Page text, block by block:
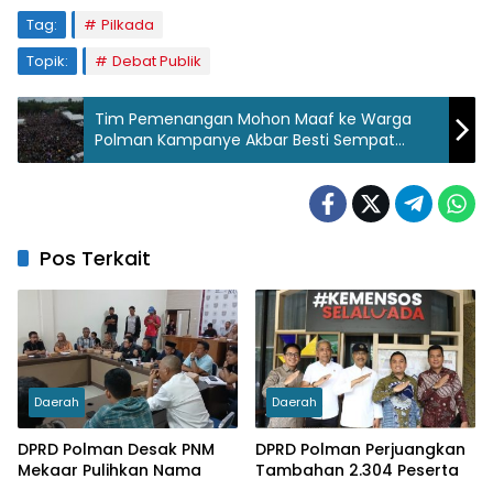
Tag:
Pilkada
Topik:
Debat Publik
Tim Pemenangan Mohon Maaf ke Warga
Polman Kampanye Akbar Besti Sempat
Macetkan Jalan
Pos Terkait
Daerah
DPRD Polman Desak PNM
Mekaar Pulihkan Nama
Daerah
DPRD Polman Perjuangkan
Tambahan 2.304 Peserta